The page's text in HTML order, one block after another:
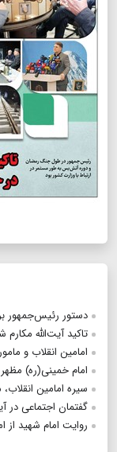
دستور رئیس‌جمهور
تاکید آیت‌الله
امامین انقلاب و
امام خمینی(ره)
سیره امامین
گفتمان اجتماعی در
روایت امام شهید از